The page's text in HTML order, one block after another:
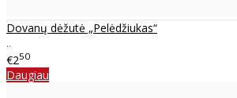
Dovanų dėžutė „Pelėdžiukas“
..
€250
Daugiau